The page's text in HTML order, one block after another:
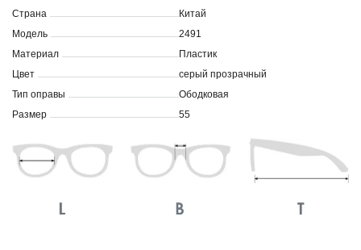
Страна
Китай
Модель
2491
Материал
Пластик
Цвет
серый прозрачный
Тип оправы
Ободковая
Размер
55